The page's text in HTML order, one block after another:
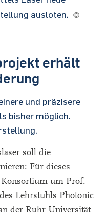
ausloten.
©
erhält
und präzisere
bisher möglich.
soll die
Für dieses
um Prof.
Lehrstuhls Photonic
der Ruhr-Universität